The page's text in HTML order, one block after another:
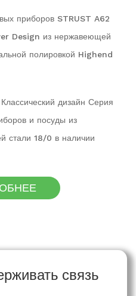
приборов STRUST A62
Design из нержавеющей
полировкой Highend
дизайн Серия
и посуды из
стали 18/0 в наличии
связь